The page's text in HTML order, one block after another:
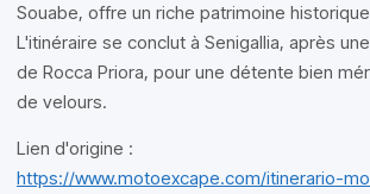
Souabe, offre un riche patrimoine
L'itinéraire se conclut à Senigallia, après
de Rocca Priora, pour une détente bien
de velours.
Lien d'origine :
https://www.motoexcape.com/itinerario-